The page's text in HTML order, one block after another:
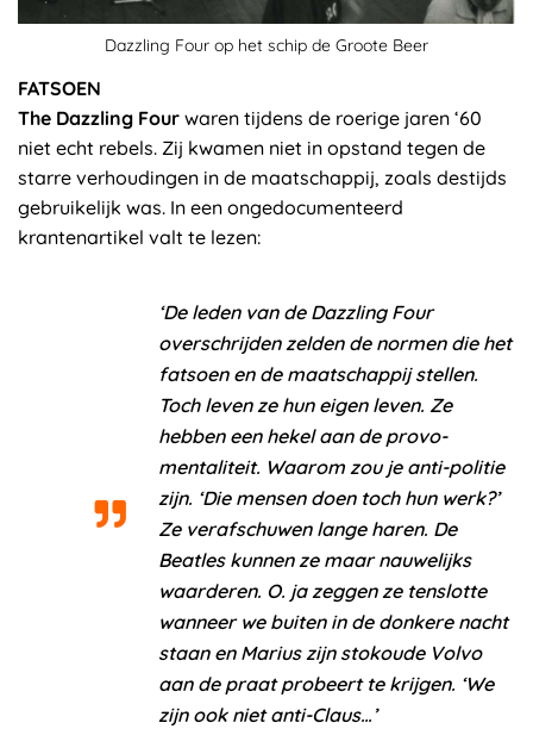
Dazzling Four op het schip de Groote Beer
FATSOEN
The Dazzling Four waren tijdens de roerige jaren ‘60
niet echt rebels. Zij kwamen niet in opstand tegen de
starre verhoudingen in de maatschappij, zoals destijds
gebruikelijk was. In een ongedocumenteerd
krantenartikel valt te lezen:
‘De leden van de Dazzling Four
overschrijden zelden de normen die het
fatsoen en de maatschappij stellen.
Toch leven ze hun eigen leven. Ze
hebben een hekel aan de provo-
mentaliteit. Waarom zou je anti-politie
zijn. ‘Die mensen doen toch hun werk?’
Ze verafschuwen lange haren. De
Beatles kunnen ze maar nauwelijks
waarderen. O. ja zeggen ze tenslotte
wanneer we buiten in de donkere nacht
staan en Marius zijn stokoude Volvo
aan de praat probeert te krijgen. ‘We
zijn ook niet anti-Claus…’